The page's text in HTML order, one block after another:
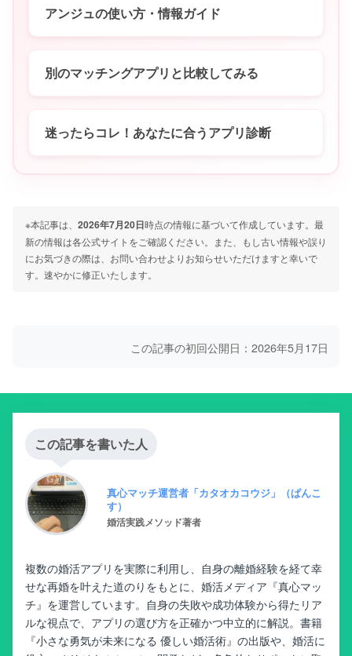
アンジュの使い方・情報ガイド
別のマッチングアプリと比較してみる
迷ったらコレ！あなたに合うアプリ診断
※本記事は、 2026年7月20日時点の情報に基づいて作成しています。最
新の情報は各公式サイトをご確認ください。また、もし古い情報や誤り
にお気づきの際は、お問い合わせよりお知らせいただけますと幸いで
す。速やかに修正いたします。
この記事の初回公開日：2026年5月17日
この記事を書いた人
真心マッチ運営者「カタオカコウジ」（ぱんこ
す）
婚活実践メソッド著者
複数の婚活アプリを実際に利用し、自身の離婚経験を経て幸
せな再婚を叶えた道のりをもとに、婚活メディア『真心マッ
チ』を運営しています。自身の失敗や成功体験から得たリア
ルな視点で、アプリの選び方を正確かつ中立的に解説。書籍
『小さな勇気が未来になる 優しい婚活術』の出版や、婚活に